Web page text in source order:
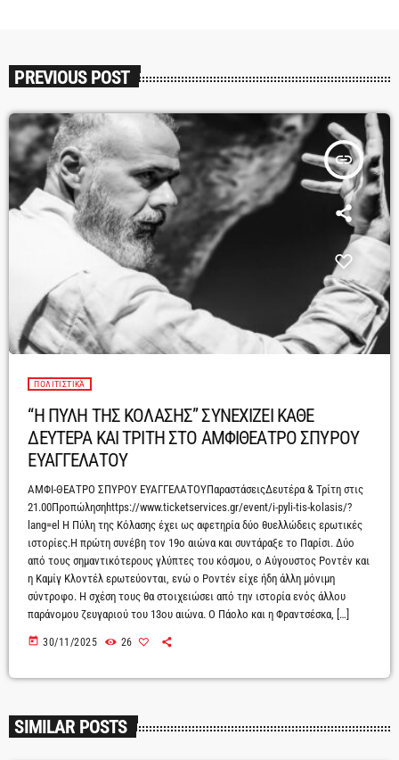
PREVIOUS POST
insert_link
ΠΟΛΙΤΙΣΤΙΚΆ
“Η ΠΥΛΗ ΤΗΣ ΚΟΛΑΣΗΣ” ΣΥΝΕΧΙΖΕΙ ΚΑΘΕ
ΔΕΥΤΕΡΑ ΚΑΙ ΤΡΙΤΗ ΣΤΟ ΑΜΦΙΘΕΑΤΡΟ ΣΠΥΡΟΥ
ΕΥΑΓΓΕΛΑΤΟΥ
ΑΜΦΙ-ΘΕΑΤΡΟ ΣΠΥΡΟΥ ΕΥΑΓΓΕΛΑΤΟΥΠαραστάσειςΔευτέρα & Τρίτη στις
21.00Προπώλησηhttps://www.ticketservices.gr/event/i-pyli-tis-kolasis/?
lang=el Η Πύλη της Κόλασης έχει ως αφετηρία δύο θυελλώδεις ερωτικές
ιστορίες.Η πρώτη συνέβη τον 19ο αιώνα και συντάραξε το Παρίσι. Δύο
από τους σημαντικότερους γλύπτες του κόσμου, ο Αύγουστος Ροντέν και
η Καμίγ Κλοντέλ ερωτεύονται, ενώ ο Ροντέν είχε ήδη άλλη μόνιμη
σύντροφο. Η σχέση τους θα στοιχειώσει από την ιστορία ενός άλλου
παράνομου ζευγαριού του 13ου αιώνα. Ο Πάολο και η Φραντσέσκα, […]
today 30/11/2025 26
SIMILAR POSTS